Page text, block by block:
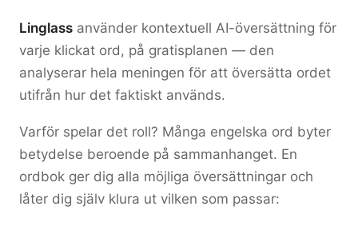
Linglass använder kontextuell AI-översättning för
varje klickat ord, på gratisplanen — den
analyserar hela meningen för att översätta ordet
utifrån hur det faktiskt används.
Varför spelar det roll? Många engelska ord byter
betydelse beroende på sammanhanget. En
ordbok ger dig alla möjliga översättningar och
låter dig själv klura ut vilken som passar: